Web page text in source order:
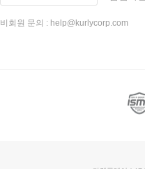
비회원 문의 : help@kurlycorp.com